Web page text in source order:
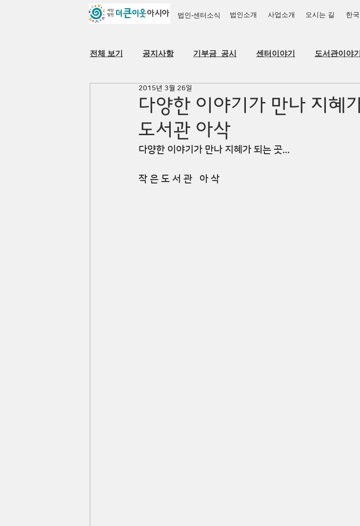
법인·센터소식 법인소개 사업소개 오시는 길 한
전체 보기 공지사항 기부금_공시 센터이야기 도서관이야기
법인·센터 소개
다양한 이야기가 만나 지혜
도서관 아삭
2015년 3월 26일
다양한 이야기가 만나 지혜가 되는 곳...
작 은 도 서 관   아 삭